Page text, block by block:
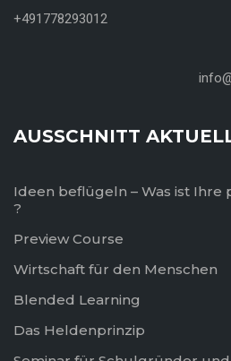
+491778293012
AUSSCHNITT
Ideen beflügeln – Was ist Ihre
?
Preview Course
Wirtschaft für den Menschen
Blended Learning
Das Heldenprinzip